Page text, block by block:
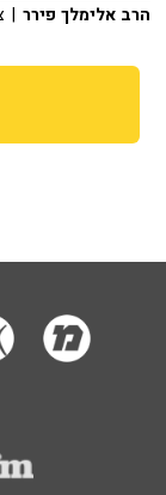
הרב אלימלך פירר |